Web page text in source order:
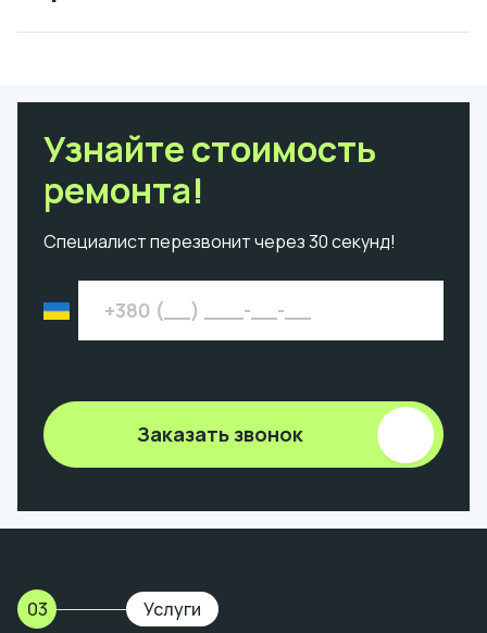
Узнайте стоимость
ремонта!
Специалист перезвонит через 30 секунд!
Заказать звонок
03 Услуги